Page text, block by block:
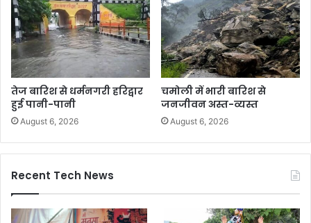
तेज बारिश से धर्मनगरी हरिद्वार
हुई पानी-पानी
August 6, 2026
चमोली में भारी बारिश से
जनजीवन अस्त-व्यस्त
August 6, 2026
Recent Tech News